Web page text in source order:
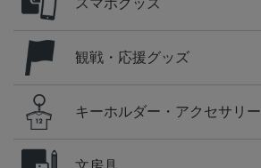
スマホグッズ
観戦・応援グッズ
キーホルダー・アクセサリー